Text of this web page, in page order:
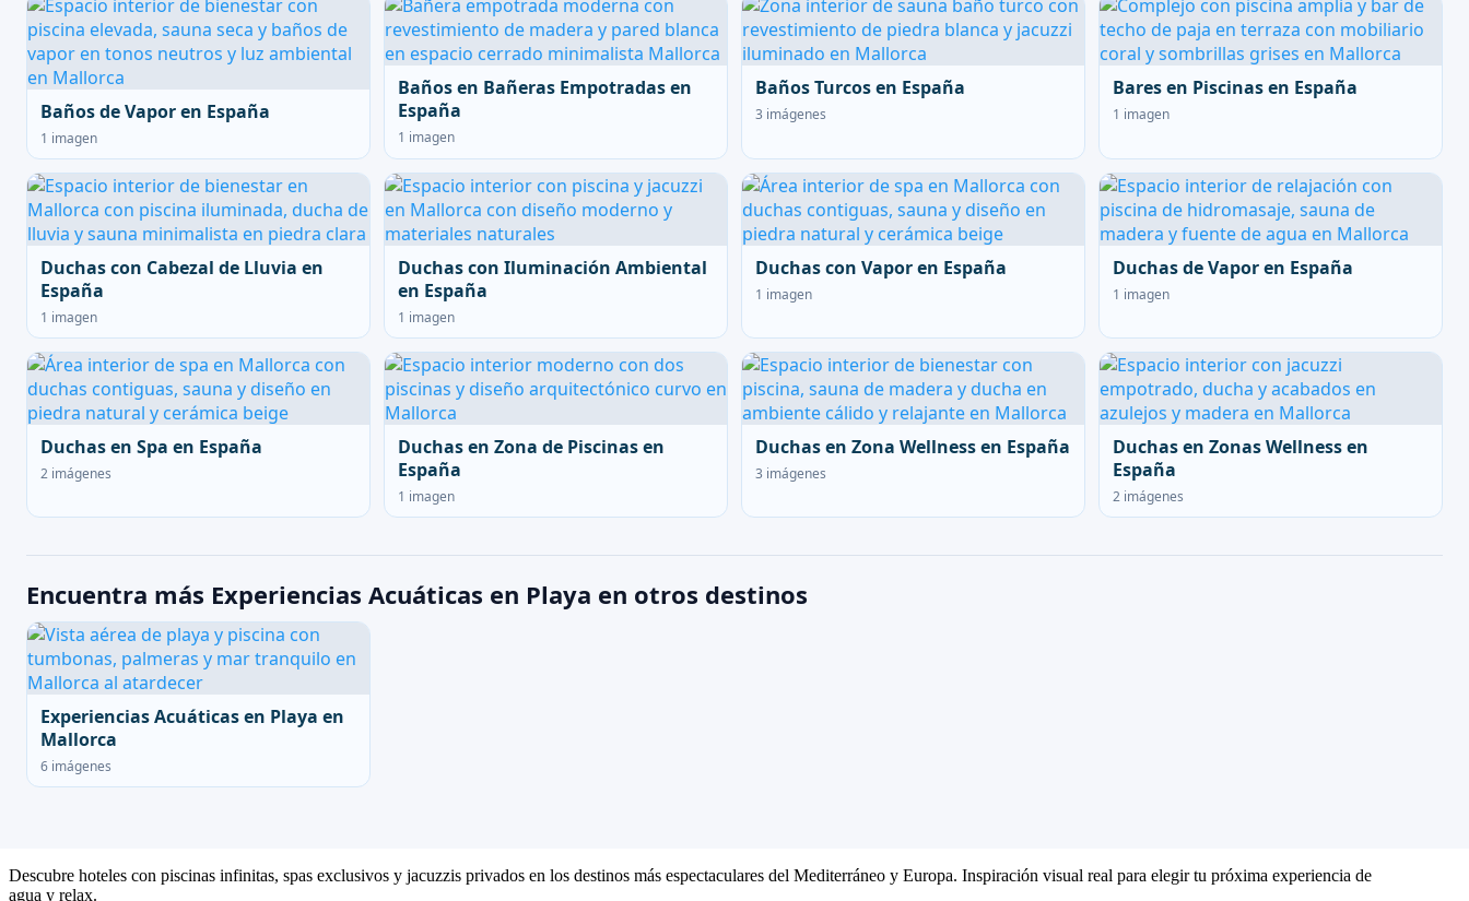
Baños de Vapor en España
1 imagen
Baños en Bañeras Empotradas en
España
1 imagen
Baños Turcos en España
3 imágenes
Bares en Piscinas en España
1 imagen
Duchas con Cabezal de Lluvia en
España
1 imagen
Duchas con Iluminación Ambiental
en España
1 imagen
Duchas con Vapor en España
1 imagen
Duchas de Vapor en España
1 imagen
Duchas en Spa en España
2 imágenes
Duchas en Zona de Piscinas en
España
1 imagen
Duchas en Zona Wellness en España
3 imágenes
Duchas en Zonas Wellness en
España
2 imágenes
Encuentra más Experiencias Acuáticas en Playa en otros destinos
Experiencias Acuáticas en Playa en
Mallorca
6 imágenes
Descubre hoteles con piscinas infinitas, spas exclusivos y jacuzzis privados en los destinos más espectaculares del Mediterráneo y Europa. Inspiración visual real para elegir tu próxima experiencia de
agua y relax.